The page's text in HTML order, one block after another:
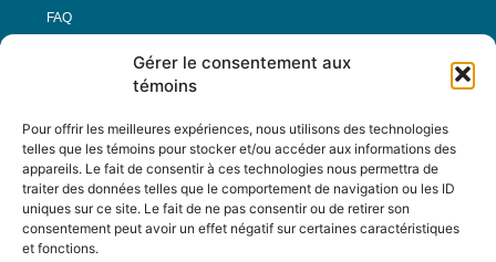
Gérer le consentement aux
témoins
Pour offrir les meilleures expériences, nous utilisons des technologies
telles que les témoins pour stocker et/ou accéder aux informations des
appareils. Le fait de consentir à ces technologies nous permettra de
traiter des données telles que le comportement de navigation ou les ID
uniques sur ce site. Le fait de ne pas consentir ou de retirer son
consentement peut avoir un effet négatif sur certaines caractéristiques
et fonctions.
FAQ
Nous Suivre